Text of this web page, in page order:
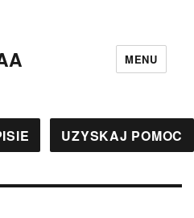
MENU
UZYSKAJ POMOC